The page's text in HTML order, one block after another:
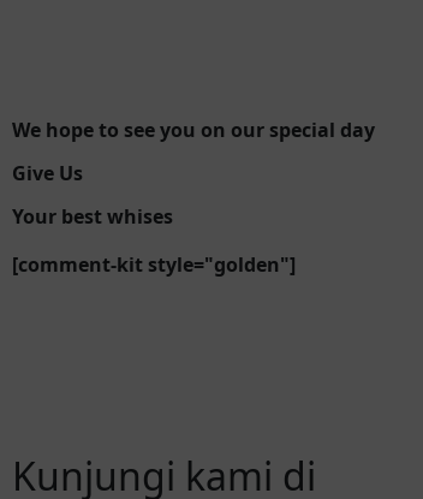
We hope to see you on our special day
Give Us
Your best whises
[comment-kit style="golden"]
Kunjungi kami di